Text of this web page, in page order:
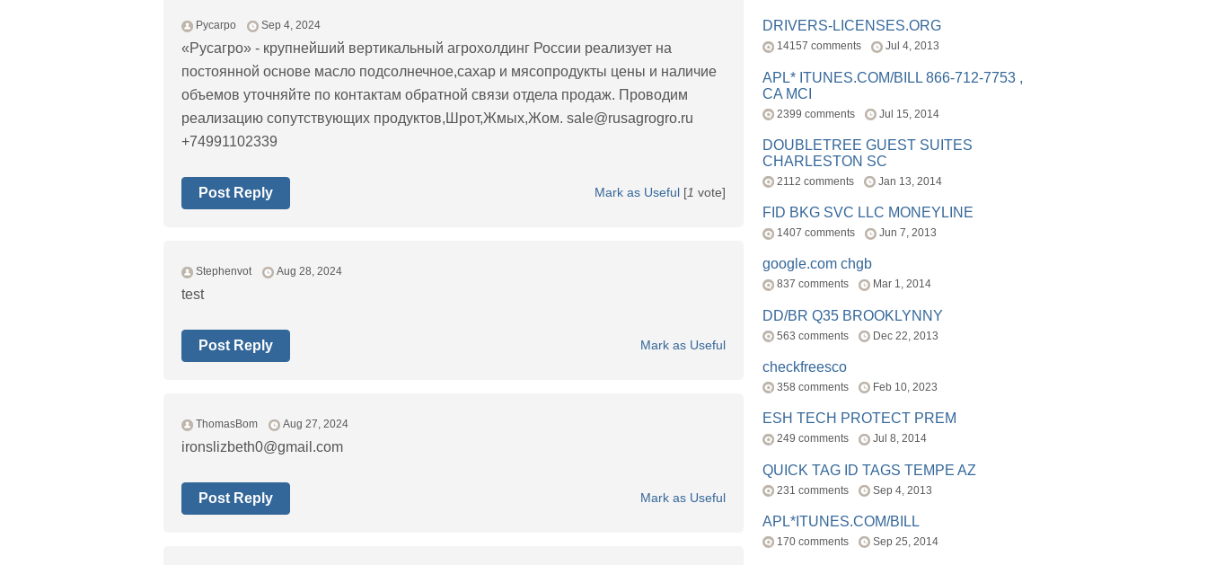
Русагро Sep 4, 2024
«Русагро» - крупнейший вертикальный агрохолдинг России реализует на
постоянной основе масло подсолнечное,сахар и мясопродукты цены и наличие
объемов уточняйте по контактам обратной связи отдела продаж. Проводим
реализацию сопутствующих продуктов,Шрот,Жмых,Жом. sale@rusagrogro.ru
+74991102339
Mark as Useful [1 vote]
Post Reply
Stephenvot Aug 28, 2024
test
Mark as Useful
Post Reply
ThomasBom Aug 27, 2024
ironslizbeth0@gmail.com
Mark as Useful
Post Reply
DRIVERS-LICENSES.ORG
14157 comments Jul 4, 2013
APL* ITUNES.COM/BILL 866-712-7753 ,
CA MCI
2399 comments Jul 15, 2014
DOUBLETREE GUEST SUITES
CHARLESTON SC
2112 comments Jan 13, 2014
FID BKG SVC LLC MONEYLINE
1407 comments Jun 7, 2013
google.com chgb
837 comments Mar 1, 2014
DD/BR Q35 BROOKLYNNY
563 comments Dec 22, 2013
checkfreesco
358 comments Feb 10, 2023
ESH TECH PROTECT PREM
249 comments Jul 8, 2014
QUICK TAG ID TAGS TEMPE AZ
231 comments Sep 4, 2013
APL*ITUNES.COM/BILL
170 comments Sep 25, 2014